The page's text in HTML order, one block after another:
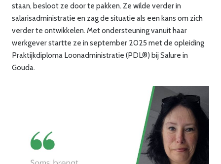
staan, besloot ze door te pakken. Ze wilde verder in
salarisadministratie en zag de situatie als een kans om zich
verder te ontwikkelen. Met ondersteuning vanuit haar
werkgever startte ze in september 2025 met de opleiding
Praktijkdiploma Loonadministratie (PDL®) bij Salure in
Gouda.